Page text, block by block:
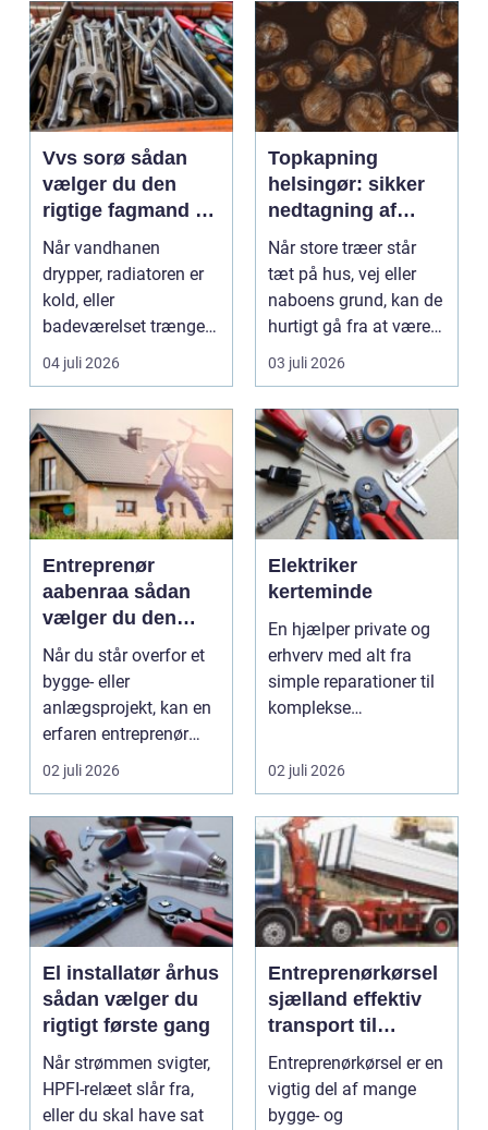
Vvs sorø sådan
vælger du den
rigtige fagmand til
vand, varme og
energi
Når vandhanen
drypper, radiatoren er
kold, eller
badeværelset trænger
til en gennemgribende
renoveri...
04 juli 2026
Topkapning
helsingør: sikker
nedtagning af
store og
besværlige træer
Når store træer står
tæt på hus, vej eller
naboens grund, kan de
hurtigt gå fra at være
smukke til a...
03 juli 2026
Entreprenør
aabenraa sådan
vælger du den
rette til dit projekt
Når du står overfor et
bygge- eller
anlægsprojekt, kan en
erfaren entreprenør
Aabenraa være
forskell...
02 juli 2026
Elektriker
kerteminde
En hjælper private og
erhverv med alt fra
simple reparationer til
komplekse
02 juli 2026
El installatør århus
sådan vælger du
rigtigt første gang
Når strømmen svigter,
HPFI-relæet slår fra,
eller du skal have sat
Entreprenørkørsel
sjælland effektiv
transport til
bygge- og
anlægsopgaver
Entreprenørkørsel er en
vigtig del af mange
bygge- og